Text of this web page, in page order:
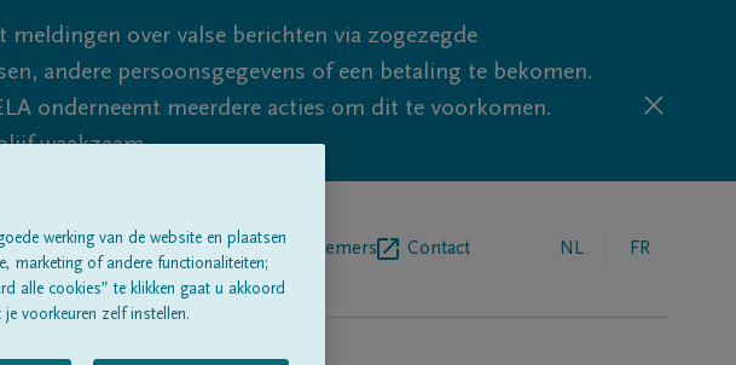
meldingen over valse berichten via zogezegde
andere persoonsgegevens of een betaling te bekomen.
onderneemt meerdere acties om dit te voorkomen.
waakzaam.
Over onsBegrafenisondernemers Contact NL FR
werking van de website en plaatsen
marketing of andere functionaliteiten;
alle cookies” te klikken gaat u akkoord
voorkeuren zelf instellen.